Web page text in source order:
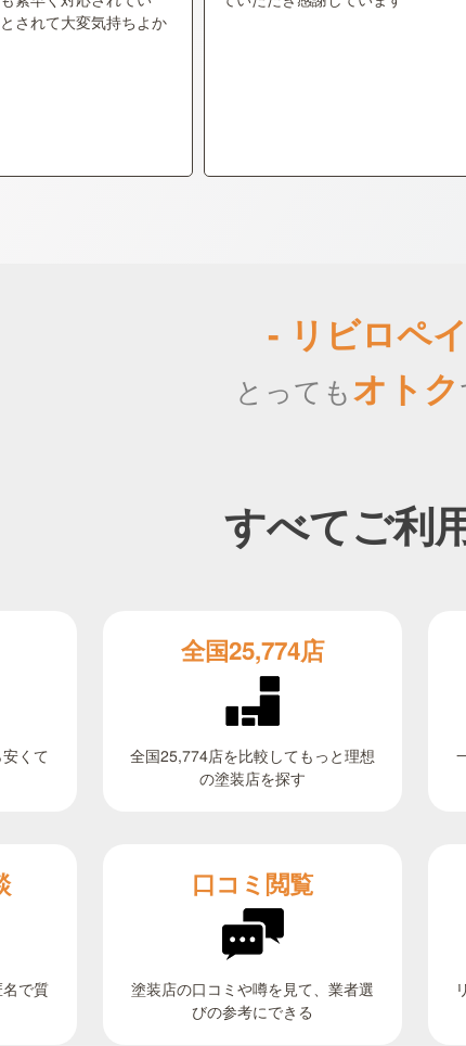
されて大変気持ちよか
- リビロペ
とってもオトク
すべてご利
くて
全国25,774店
全国25,774店を比較してもっと理想
の塗装店を探す
で質
口コミ閲覧
塗装店の口コミや噂を見て、業者選
びの参考にできる